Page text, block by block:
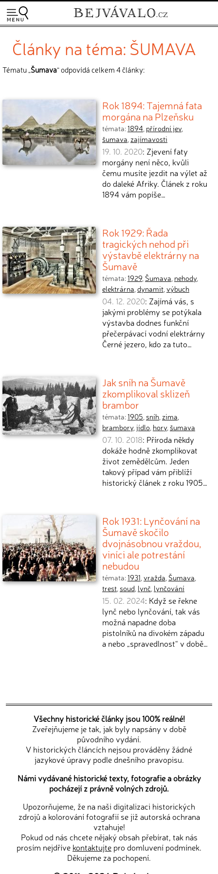
Články na téma: ŠUMAVA
Tématu „Šumava“ odpovídá celkem 4 články:
Rok 1894: Tajemná fata
morgána na Plzeňsku
témata:1894, přírodní jev,
šumava, zajímavosti
19. 10. 2020: Zjevení faty
morgány není něco, kvůli
čemu musíte jezdit na výlet až
do daleké Afriky. Článek z roku
1894 vám popíše…
Rok 1929: Řada
tragických nehod při
výstavbě elektrárny na
Šumavě
témata:1929, Šumava, nehody,
elektrárna,dynamit,výbuch
04. 12. 2020: Zajímá vás, s
jakými problémy se potýkala
výstavba dodnes funkční
přečerpávací vodní elektrárny
Černé jezero, kdo za tuto…
Jak sníh na Šumavě
zkomplikoval sklizeň
brambor
témata:1905, sníh, zima,
brambory,jídlo, hory, šumava
07. 10. 2018: Příroda někdy
dokáže hodně zkomplikovat
život zemědělcům. Jeden
takový případ vám přiblíží
historický článek z roku 1905…
Rok 1931: Lynčování na
Šumavě skočilo
dvojnásobnou vraždou,
viníci ale potrestání
nebudou
témata:1931,vražda, Šumava,
trest, soud, lynč, lynčování
15. 02. 2024: Když se řekne
lynč nebo lynčování, tak vás
možná napadne doba
pistolníků na divokém západu
a nebo „spravedlnost“ v době…
Všechny historické články jsou 100% reálné!
Zveřejňujeme je tak, jak byly napsány v době
původního vydání.
V historických článcích nejsou prováděny žádné
jazykové úpravy podle dnešního pravopisu.
Námi vydávané historické texty, fotografie a obrázky
pocházejí z právně volných zdrojů.
Upozorňujeme, že na naši digitalizaci historických
zdrojů a kolorování fotografií se již autorská ochrana
vztahuje!
Pokud od nás chcete nějaký obsah přebírat, tak nás
prosím nejdříve kontaktujte pro domluvení podmínek.
Děkujeme za pochopení.